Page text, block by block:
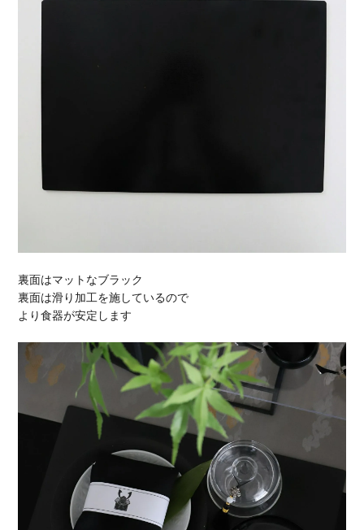
裏面はマットなブラック
裏面は滑り加工を施しているので
より食器が安定します